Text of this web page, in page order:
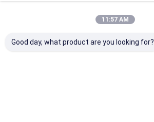
11:57 AM
Good day, what product are you looking for?